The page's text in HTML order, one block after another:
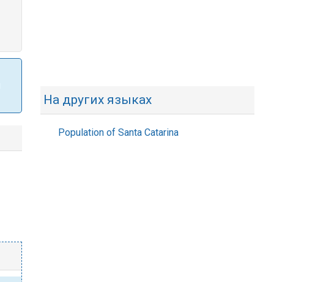
На других языках
Population of Santa Catarina